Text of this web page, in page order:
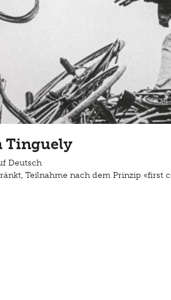
Tinguely
Deutsch
Teilnahme nach dem Prinzip «first